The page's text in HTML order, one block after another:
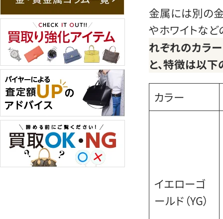
金属には別の
やホワイトなど
れぞれのカラ
と、特徴は以
カラー
イエローゴ
ールド（YG）